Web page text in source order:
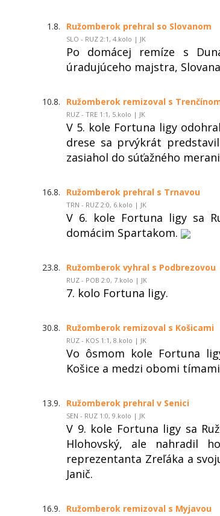
1.8. Ružomberok prehral so Slovanom
SLO - RUZ 2:1, 4.kolo | JK
Po domácej remíze s
úradujúceho majstra,
10.8. Ružomberok remizoval s
RUZ - TRE 1:1, 5.kolo | JK
V 5. kole Fortuna ligy
drese sa prvýkrát
zasiahol do súťažného
16.8. Ružomberok prehral s Trnavou
TRN - RUZ 2:0, 6.kolo | JK
V 6. kole Fortuna ligy sa
domácim Spartakom.
23.8. Ružomberok vyhral s Podbrezovou
RUZ - POB 2:0, 7.kolo | JK
7. kolo Fortuna ligy.
30.8. Ružomberok remizoval s Košicami
RUZ - KOS 1:1, 8.kolo | JK
Vo ôsmom kole Fortuna
Košice a medzi obomi
13.9. Ružomberok prehral v Senici
SEN - RUZ 1:0, 9.kolo | JK
V 9. kole Fortuna ligy sa
Hlohovský, ale nahradil
reprezentanta Zreľáka a
Janič.
16.9. Ružomberok remizoval s Myjavou